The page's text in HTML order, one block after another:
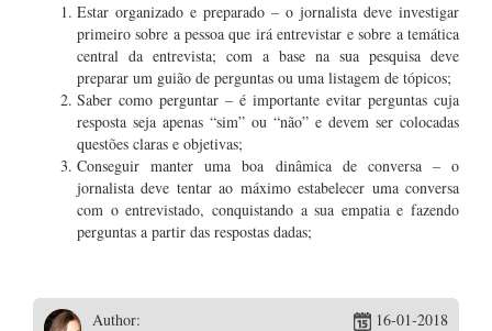
Estar organizado e preparado – o jornalista deve investigar
primeiro sobre a pessoa que irá entrevistar e sobre a temática
central da entrevista; com a base na sua pesquisa deve
preparar um guião de perguntas ou uma listagem de tópicos;
Saber como perguntar – é importante evitar perguntas cuja
resposta seja apenas “sim” ou “não” e devem ser colocadas
questões claras e objetivas;
Conseguir manter uma boa dinâmica de conversa – o
jornalista deve tentar ao máximo estabelecer uma conversa
com o entrevistado, conquistando a sua empatia e fazendo
perguntas a partir das respostas dadas;
Author: 16-01-2018